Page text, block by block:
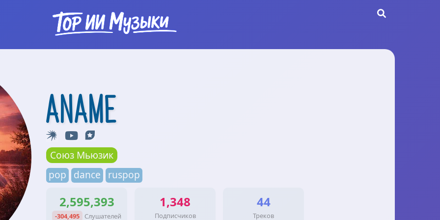
ANAME
Союз Мьюзик
pop
dance ruspop
2,595,393
-304,495 Слушателей
1,348
Подписчиков
44
Треков